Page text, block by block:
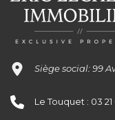
Siège social: 99
Le Touquet : 03